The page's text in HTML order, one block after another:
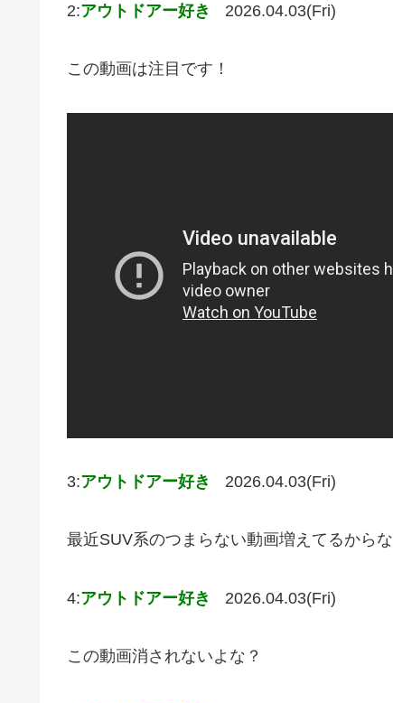
2:アウトドアー好き 2026.04.03(Fri)
この動画は注目です！
3:アウトドアー好き 2026.04.03(Fri)
最近SUV系のつまらない動画増えてるからな
4:アウトドアー好き 2026.04.03(Fri)
この動画消されないよな？